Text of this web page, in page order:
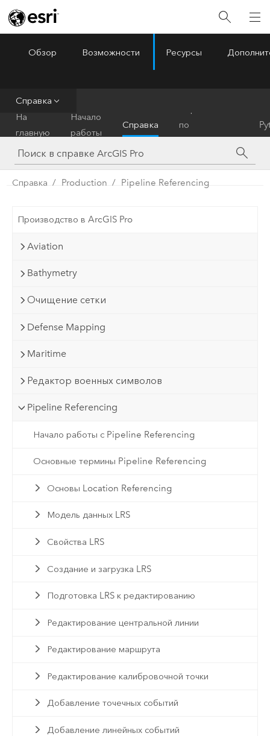
ArcGIS Pro
Обзор Возможности Ресурсы
Справка
На
главную
Начало
работы
Справка
по
инструментам
Справка Production Pipeline Referencing
Производство в ArcGIS Pro
Aviation
Bathymetry
Очищение сетки
Defense Mapping
Maritime
Редактор военных символов
Pipeline Referencing
Начало работы с Pipeline Referencing
Основные термины Pipeline Referencing
Основы Location Referencing
Модель данных LRS
Свойства LRS
Создание и загрузка LRS
Подготовка LRS к редактированию
Редактирование центральной линии
Редактирование маршрута
Редактирование калибровочной точки
Добавление точечных событий
Добавление линейных событий